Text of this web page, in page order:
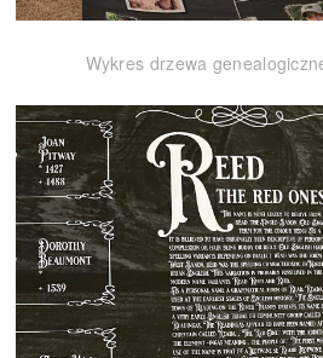
Wykres drzewa